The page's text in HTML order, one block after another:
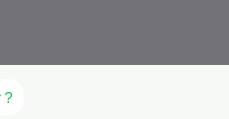
?